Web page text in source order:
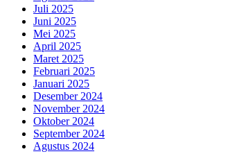
Juli 2025
Juni 2025
Mei 2025
April 2025
Maret 2025
Februari 2025
Januari 2025
Desember 2024
November 2024
Oktober 2024
September 2024
Agustus 2024